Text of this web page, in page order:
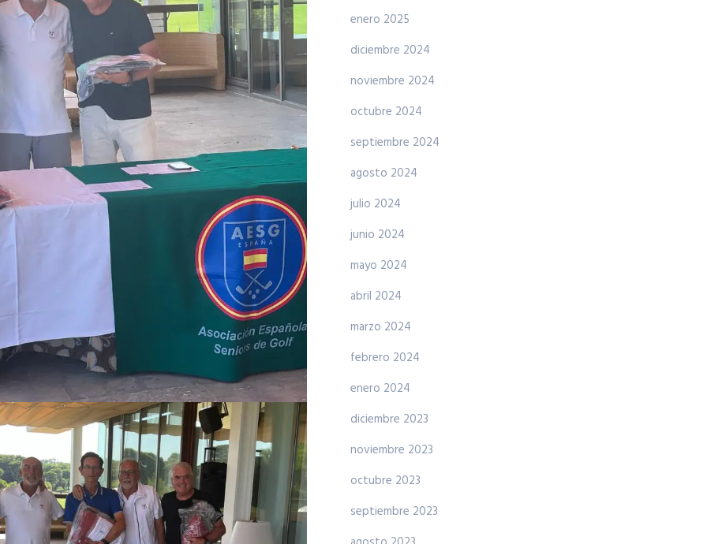
enero 2025
diciembre 2024
noviembre 2024
octubre 2024
septiembre 2024
agosto 2024
julio 2024
junio 2024
mayo 2024
abril 2024
marzo 2024
febrero 2024
enero 2024
diciembre 2023
noviembre 2023
octubre 2023
septiembre 2023